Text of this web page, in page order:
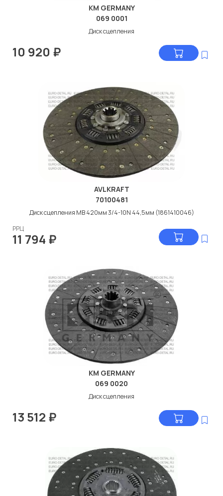
KM GERMANY
069 0001
Диск сцепления
10 920 ₽
AVLKRAFT
70100481
Диск сцепления МВ 420мм 3/4-10N 44,5мм (1861410046)
РРЦ
11 794 ₽
KM GERMANY
069 0020
Диск сцепления
13 512 ₽